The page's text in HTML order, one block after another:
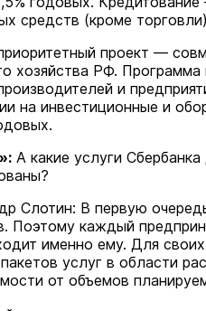
средств (кроме
проект —
хозяйства РФ.
и
на инвестиционные и
А какие услуги
Слотин: В первую
Поэтому каждый
именно ему. Для
услуг в области
от объемов